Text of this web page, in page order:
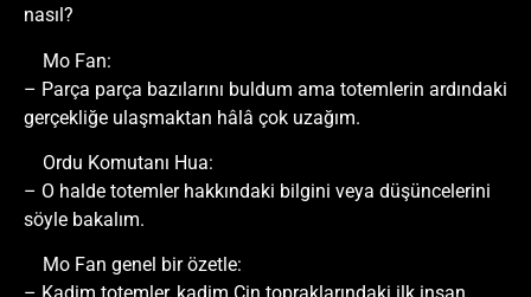
nasıl?
Mo Fan:
– Parça parça bazılarını buldum ama totemlerin ardındaki
gerçekliğe ulaşmaktan hâlâ çok uzağım.
Ordu Komutanı Hua:
– O halde totemler hakkındaki bilgini veya düşüncelerini
söyle bakalım.
Mo Fan genel bir özetle: